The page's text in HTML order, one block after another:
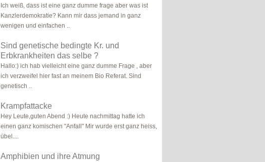
Ich weiß, dass ist eine ganz dumme frage aber was ist
Kanzlerdemokratie? Kann mir dass jemand in ganz
wenigen und einfachen ..
Sind genetische bedingte Kr. und
Erbkrankheiten das selbe ?
Hallo:) ich hab vielleicht eine ganz dumme Frage , aber
ich verzweifel hier fast an meinem Bio Referat. Sind
genetisch ..
Krampfattacke
Hey Leute,guten Abend :) Heute nachmittag hatte ich
einen ganz komischen "Anfall" Mir wurde erst ganz heiss,
übel....
Amphibien und ihre Atmung